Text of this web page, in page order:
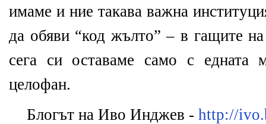
имаме и ние такава важна
да обяви “код жълто” – в гащите
сега си оставаме само с едната
целофан.
Блогът на Иво Инджев - http://